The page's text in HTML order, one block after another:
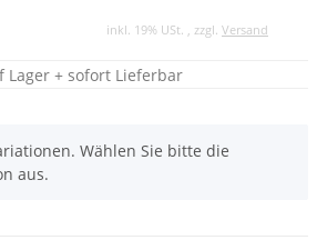
inkl. 19% USt. , zzgl. Versand
Lager + sofort Lieferbar
Wählen Sie bitte die
aus.